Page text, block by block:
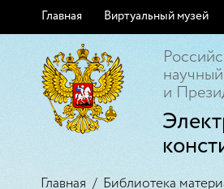
Главная Виртуальный музей
и
Главная / Библиотека